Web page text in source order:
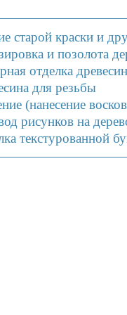
старой краски и
и позолота
отделка
для резьбы
(нанесение
рисунков на
текстурованной